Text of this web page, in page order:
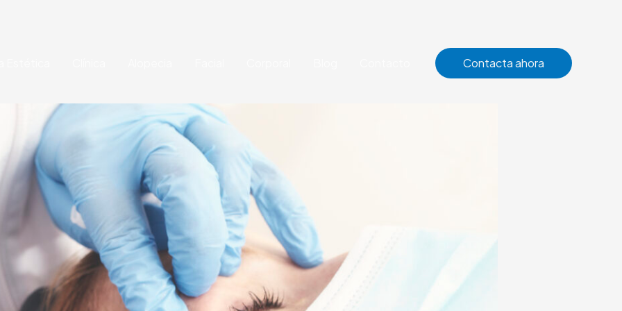
Contacta ahora